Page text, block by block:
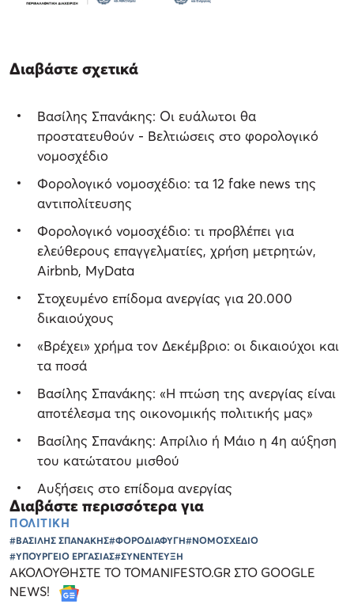
Διαβάστε σχετικά
Βασίλης Σπανάκης: Οι ευάλωτοι θα
προστατευθούν - Βελτιώσεις στο φορολογικό
νομοσχέδιο
Φορολογικό νομοσχέδιο: τα 12 fake news της
αντιπολίτευσης
Φορολογικό νομοσχέδιο: τι προβλέπει για
ελεύθερους επαγγελματίες, χρήση μετρητών,
Airbnb, MyData
Στοχευμένο επίδομα ανεργίας για 20.000
δικαιούχους
«Βρέχει» χρήμα τον Δεκέμβριο: οι δικαιούχοι και
τα ποσά
Βασίλης Σπανάκης: «Η πτώση της ανεργίας είναι
αποτέλεσμα της οικονομικής πολιτικής μας»
Βασίλης Σπανάκης: Απρίλιο ή Μάιο η 4η αύξηση
του κατώτατου μισθού
Αυξήσεις στο επίδομα ανεργίας
Διαβάστε περισσότερα για
ΠΟΛΙΤΙΚΗ
#ΒΑΣΙΛΗΣ ΣΠΑΝΑΚΗΣ#ΦΟΡΟΔΙΑΦΥΓΗ#ΝΟΜΟΣΧΕΔΙΟ
#ΥΠΟΥΡΓΕΙΟ ΕΡΓΑΣΙΑΣ#ΣΥΝΕΝΤΕΥΞΗ
ΑΚΟΛΟΥΘΗΣΤΕ ΤΟ TOMANIFESTO.GR ΣΤΟ GOOGLE
NEWS!